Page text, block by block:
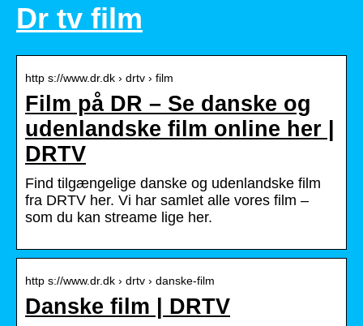
Dr tv film
http s://www.dr.dk › drtv › film
Film på DR – Se danske og
udenlandske film online her |
DRTV
Find tilgængelige danske og udenlandske film
fra DRTV her. Vi har samlet alle vores film –
som du kan streame lige her.
http s://www.dr.dk › drtv › danske-film
Danske film | DRTV